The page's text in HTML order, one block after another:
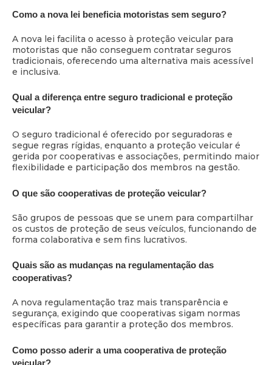
Como a nova lei beneficia motoristas sem seguro?
A nova lei facilita o acesso à proteção veicular para
motoristas que não conseguem contratar seguros
tradicionais, oferecendo uma alternativa mais acessível
e inclusiva.
Qual a diferença entre seguro tradicional e proteção
veicular?
O seguro tradicional é oferecido por seguradoras e
segue regras rígidas, enquanto a proteção veicular é
gerida por cooperativas e associações, permitindo maior
flexibilidade e participação dos membros na gestão.
O que são cooperativas de proteção veicular?
São grupos de pessoas que se unem para compartilhar
os custos de proteção de seus veículos, funcionando de
forma colaborativa e sem fins lucrativos.
Quais são as mudanças na regulamentação das
cooperativas?
A nova regulamentação traz mais transparência e
segurança, exigindo que cooperativas sigam normas
específicas para garantir a proteção dos membros.
Como posso aderir a uma cooperativa de proteção
veicular?